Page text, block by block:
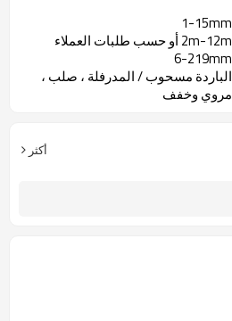
1-15mm
2m-12m أو حسب طلبات العملاء
6-219mm
الباردة مسحوب / المدرفلة ، صلب ،
مروي وخفف
أكثر